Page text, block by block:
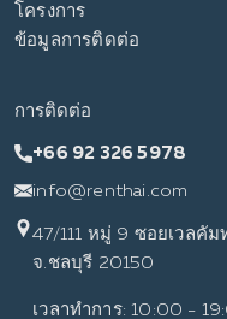
โครงการ
ข้อมูลการติดต่อ
การติดต่อ
+66 92 326 5978
info@renthai.com
47/111 หมู่ 9 ซอยเวลคั
จ.ชลบุรี 20150
เวลาทำการ: 10:00 -